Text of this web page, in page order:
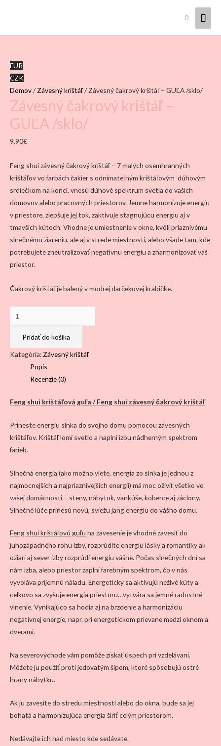
0
EUR
CZK
Domov/ Závesný krištáľ/ Závesný čakrový krištáľ – GUĽA /sklo/
Závesný čakrový krištáľ –
GUĽA /sklo/
9,90€
Feng shui závesný čakrový krištáľ – 7 malých osemhranných
krištáľov vo farbách čakier s odnímateľným krištáľovým dúhovým
srdiečkom na konci, vnesú dúhové spektrum svetla do vašich
domovov alebo pracovných priestorov. Jemne harmonizuje energiu
v priestore, zlepšuje jej tok, zaktivuje stagnujúcu energiu aj v
tmavších kútoch. Vhodne je umiestnenie v okne, kvôli priaznivému
slnečnému žiareniu, ale aj v strede miestnosti, alebo všade tam, kde
potrebujete zneutralizovať negatívnu energiu a zharmonizovať váš
priestor.
Čakrový krištáľ je balený v modrej darčekovej krabičke.
množstvo
Závesný
čakrový
krištáľ
Pridať do košíka
Kategória: Závesný krištáľ
Popis
Recenzie (0)
Feng shui krištáľová guľa / Feng shui závesný čakrový krištáľ
Prineste energiu slnka do svojho domu pomocou závesných
krištáľov. Krištáľ lomí svetlo a naplní izbu nádherným spektrom
farieb.
Slnečná energia (ako možno viete, energia zo slnka je jednou z
najmocnejších a najpriaznivejších energií) má moc oživiť všetko vo
vašej domácnosti – steny, nábytok, vankúše, koberce aj záclony.
Slnečné lúče prinesú novú, sviežu jang energiu do vášho domu.
Feng shui krištáľovú guľu na zavesenie je vhodné zavesiť do
juhozápadného rohu izby, rozprúdite energiu lásky a romantiky ak
ožiari aj sever izby rozprúdi energiu vášne. Počas slnečných dní sa
nám izba, alebo priestor zaplní farebným spektrom, čo v nás
vyvoláva príjemnú náladu. Energeticky sa aktivujú neživé kúty a
celkovo sa zvyšuje energia priestoru…vytvára sa jemné radostné
vlnenie. Vynikajúco sa hodia aj na brzdenie a harmonizáciu
negatívnej energie, napr. pri energetickom prievane medzi oknom a
dverami.
Na severovýchode vám pomôže získať úspech pri vzdelávaní.
Môžete ju použiť proti jedovatým šípom, ktoré spôsobujú ostré
hrany nábytku.
Ak ju zavesíte do stredu miestnosti alebo do okna, bude sa jej
bohatá a harmonizujúca energia šíriť celým priestorom.
Nedávajte ich nad miesto kde sedávate.